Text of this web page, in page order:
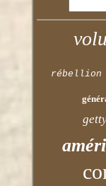
rébellion